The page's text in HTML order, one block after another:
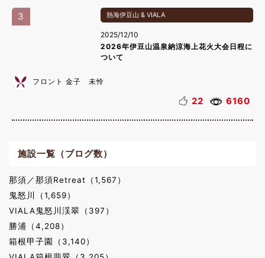
3 熱海伊豆山 & VIALA
2025/12/10
2026年伊豆山温泉納涼海上花火大会日程に
ついて
フロント 金子 未怜
22 6160
施設一覧（ブログ数）
那須／那須Retreat（1,567）
鬼怒川（1,659）
VIALA鬼怒川渓翠（397）
勝浦（4,208）
箱根甲子園（3,140）